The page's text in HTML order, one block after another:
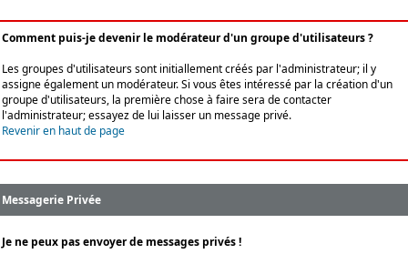
Comment puis-je devenir le modérateur d'un groupe d'utilisateurs ?
Les groupes d'utilisateurs sont initiallement créés par l'administrateur; il y
assigne également un modérateur. Si vous êtes intéressé par la création d'un
groupe d'utilisateurs, la première chose à faire sera de contacter
l'administrateur; essayez de lui laisser un message privé.
Revenir en haut de page
Messagerie Privée
Je ne peux pas envoyer de messages privés !